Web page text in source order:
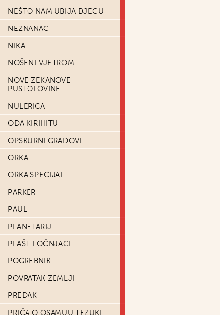
NEŠTO NAM UBIJA DJECU
NEZNANAC
NIKA
NOŠENI VJETROM
NOVE ZEKANOVE
PUSTOLOVINE
NULERICA
ODA KIRIHITU
OPSKURNI GRADOVI
ORKA
ORKA SPECIJAL
PARKER
PAUL
PLANETARIJ
PLAŠT I OČNJACI
POGREBNIK
POVRATAK ZEMLJI
PREDAK
PRIČA O OSAMUU TEZUKI